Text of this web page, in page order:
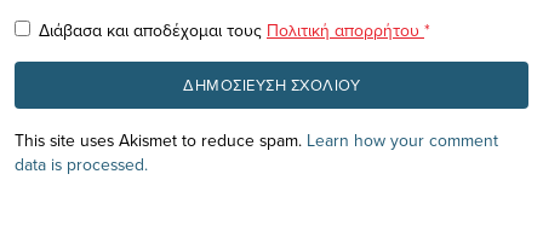
Διάβασα και αποδέχομαι τους Πολιτική απορρήτου *
This site uses Akismet to reduce spam. Learn how your comment
data is processed.